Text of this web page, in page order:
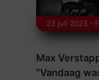
23 juli 2023 -
Max
“Vandaag